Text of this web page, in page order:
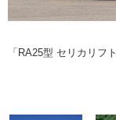
フィルム・ラッ
ストップ 不具合修理
コラム
ショップ紹介
「RA25型 セリカリフ